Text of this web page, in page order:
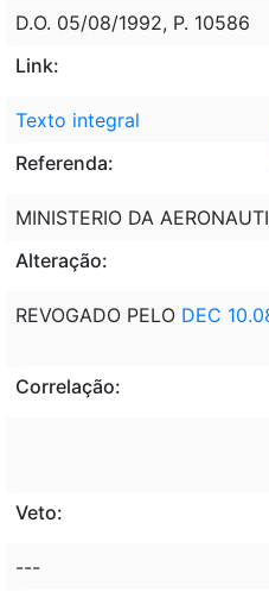
D.O. 05/08/1992, P. 10586
Link:
Texto integral
Referenda:
MINISTERIO DA
Alteração:
REVOGADO PELO DEC
Correlação:
Veto:
---